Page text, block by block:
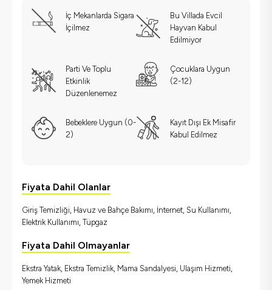
İç Mekanlarda Sigara
İçilmez
Bu Villada Evcil
Hayvan Kabul
Edilmiyor
Parti Ve Toplu
Etkinlik
Düzenlenemez
Çocuklara Uygun
(2-12)
Bebeklere Uygun (0-
2)
Kayıt Dışı Ek Misafir
Kabul Edilmez
Fiyata Dahil Olanlar
Giriş Temizliği, Havuz ve Bahçe Bakımı, İnternet, Su Kullanımı,
Elektrik Kullanımı, Tüpgaz
Fiyata Dahil Olmayanlar
Ekstra Yatak, Ekstra Temizlik, Mama Sandalyesi, Ulaşım Hizmeti,
Yemek Hizmeti